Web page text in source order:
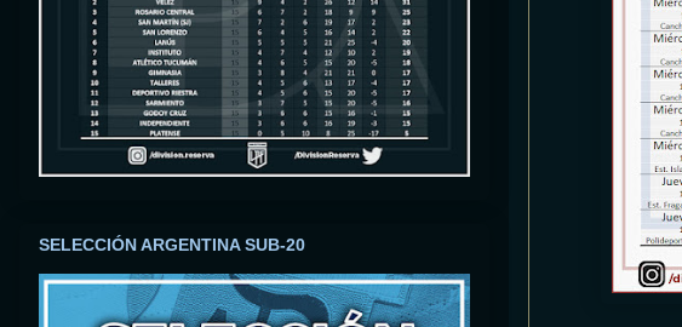
SELECCIÓN ARGENTINA SUB-20